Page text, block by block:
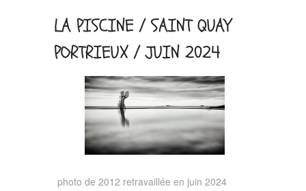
LA PISCINE / SAINT QUAY
PORTRIEUX / JUIN 2024
photo de 2012 retravaillée en juin 2024